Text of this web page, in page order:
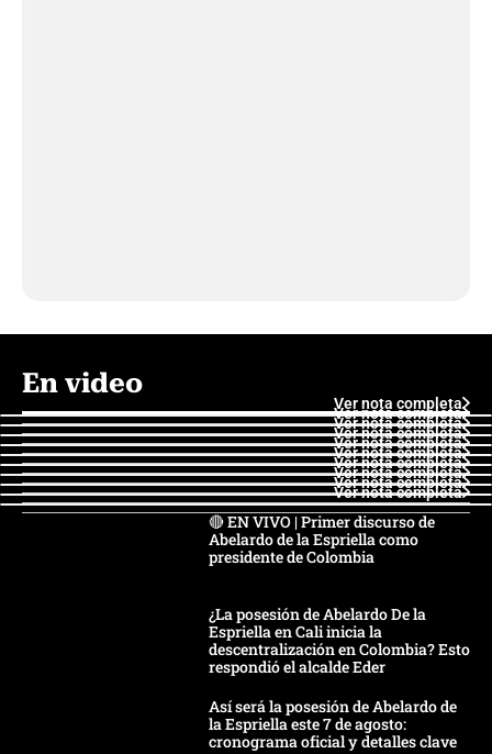
En video
Ver nota completa
Ver nota completa
Ver nota completa
Ver nota completa
Ver nota completa
Ver nota completa
Ver nota completa
Ver nota completa
Ver nota completa
Ver nota completa
🔴 EN VIVO | Primer discurso de
Abelardo de la Espriella como
presidente de Colombia
¿La posesión de Abelardo De la
Espriella en Cali inicia la
descentralización en Colombia? Esto
respondió el alcalde Eder
Así será la posesión de Abelardo de
la Espriella este 7 de agosto:
cronograma oficial y detalles clave